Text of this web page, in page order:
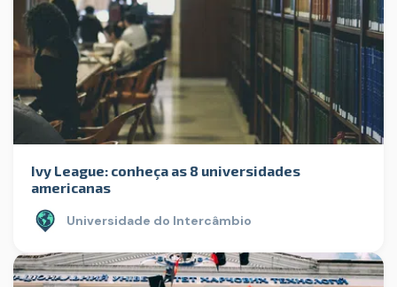
Ivy League: conheça as 8 universidades
americanas
Universidade do Intercâmbio